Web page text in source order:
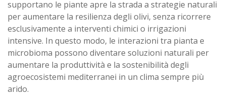
supportano le piante apre la strada a strategie naturali
per aumentare la resilienza degli olivi, senza ricorrere
esclusivamente a interventi chimici o irrigazioni
intensive. In questo modo, le interazioni tra pianta e
microbioma possono diventare soluzioni naturali per
aumentare la produttività e la sostenibilità degli
agroecosistemi mediterranei in un clima sempre più
arido.